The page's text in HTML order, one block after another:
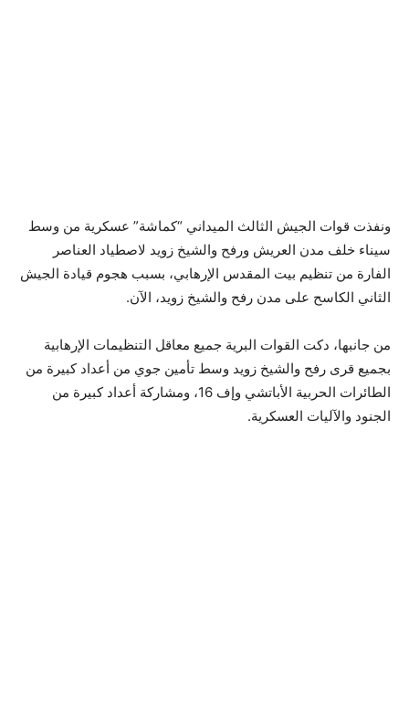
ونفذت قوات الجيش الثالث الميداني “كماشة” عسكرية من وسط
سيناء خلف مدن العريش ورفح والشيخ زويد لاصطياد العناصر
الفارة من تنظيم بيت المقدس الإرهابي، بسبب هجوم قيادة الجيش
الثاني الكاسح على مدن رفح والشيخ زويد، الآن.
من جانبها، دكت القوات البرية جميع معاقل التنظيمات الإرهابية
بجميع قرى رفح والشيخ زويد وسط تأمين جوي من أعداد كبيرة من
الطائرات الحربية الأباتشي وإف 16، ومشاركة أعداد كبيرة من
الجنود والآليات العسكرية.